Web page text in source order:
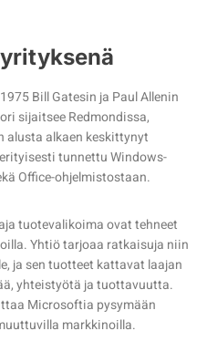
Bill Gatesin ja Paul Allenin
sijaitsee Redmondissa,
alusta alkaen keskittynyt
tunnettu Windows-
Office-ohjelmistostaan.
tuotevalikoima ovat tehneet
Yhtiö tarjoaa ratkaisuja niin
ja sen tuotteet kattavat laajan
yhteistyötä ja tuottavuutta.
Microsoftia pysymään
markkinoilla.